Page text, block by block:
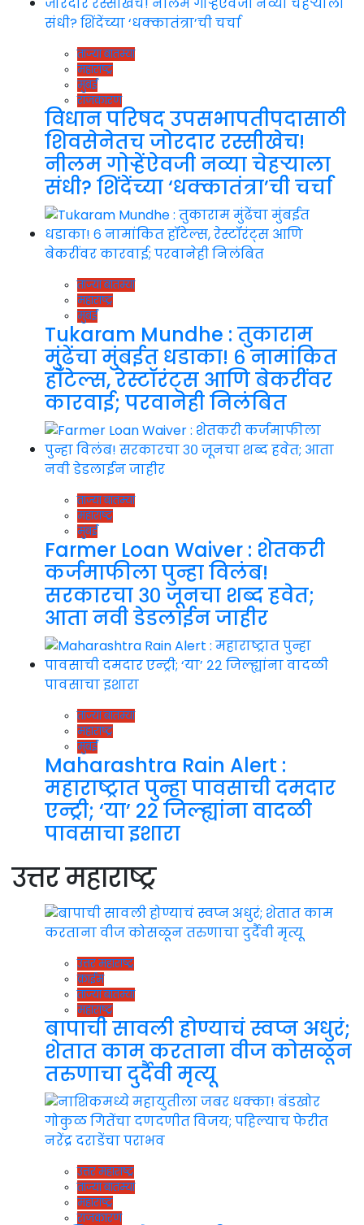
ताज्या बातम्या
महाराष्ट्र
मुंबई
राजकारण
विधान परिषद उपसभापतीपदासाठी
शिवसेनेतच जोरदार रस्सीखेच!
नीलम गोऱ्हेंऐवजी नव्या चेहऱ्याला
संधी? शिंदेंच्या ‘धक्कातंत्रा’ची चर्चा
ताज्या बातम्या
महाराष्ट्र
मुंबई
Tukaram Mundhe : तुकाराम
मुंढेंचा मुंबईत धडाका! ६ नामांकित
हॉटेल्स, रेस्टॉरंट्स आणि बेकरींवर
कारवाई; परवानेही निलंबित
ताज्या बातम्या
महाराष्ट्र
मुंबई
Farmer Loan Waiver : शेतकरी
कर्जमाफीला पुन्हा विलंब!
सरकारचा ३० जूनचा शब्द हवेत;
आता नवी डेडलाईन जाहीर
ताज्या बातम्या
महाराष्ट्र
मुंबई
Maharashtra Rain Alert :
महाराष्ट्रात पुन्हा पावसाची दमदार
एन्ट्री; ‘या’ २२ जिल्ह्यांना वादळी
पावसाचा इशारा
उत्तर महाराष्ट्र
उत्तर महाराष्ट्र
क्राईम
ताज्या बातम्या
महाराष्ट्र
बापाची सावली होण्याचं स्वप्न अधुरं;
शेतात काम करताना वीज कोसळून
तरुणाचा दुर्दैवी मृत्यू
उत्तर महाराष्ट्र
ताज्या बातम्या
महाराष्ट्र
राजकारण